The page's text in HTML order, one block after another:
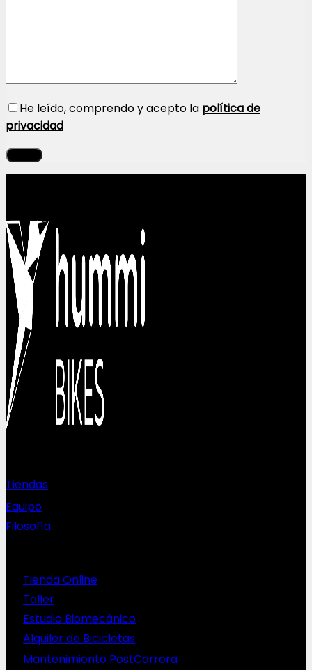
He leído, comprendo y acepto la política de
privacidad
Tiendas
Equipo
Filosofía
Tienda Online
Taller
Estudio Biomecánico
Alquiler de Bicicletas
Mantenimiento PostCarrera